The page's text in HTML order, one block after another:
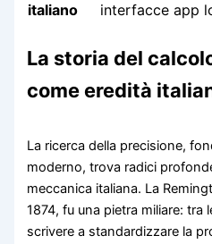
italiano
interfacce app
La storia del
come eredità
La ricerca della precisione,
moderno, trova radici
meccanica italiana. La
1874, fu una pietra miliare: tra
scrivere a standardizzare la